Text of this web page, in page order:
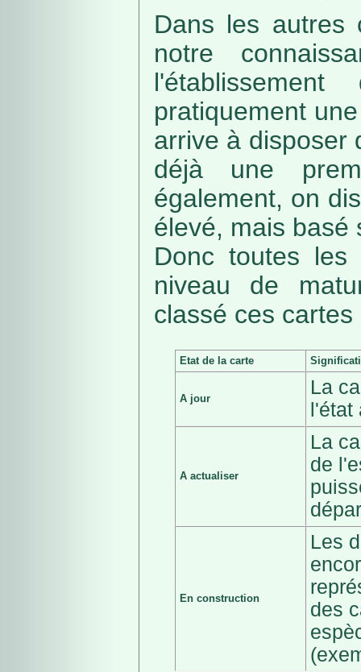
Dans les autres
notre
pratiquement
arrive à disposer
déjà une
également, on
élevé, mais basé
Donc toutes
niveau de
classé ces
Etat de la carte
A jour
La
A actualiser
La
de
En construction
Les
des